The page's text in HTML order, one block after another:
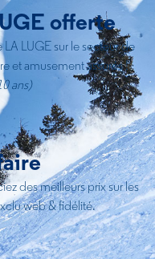
offerte
LUGE sur le secteur de
et amusement assurés !
ans)
des meilleurs prix sur les
web & fidélité.